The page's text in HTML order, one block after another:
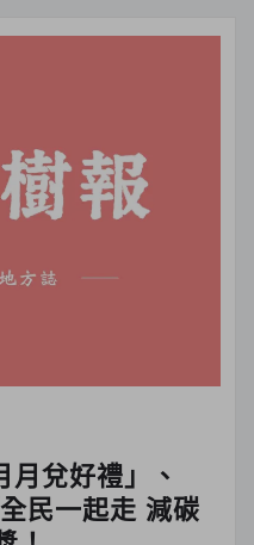
兌好禮」、
民一起走 減碳